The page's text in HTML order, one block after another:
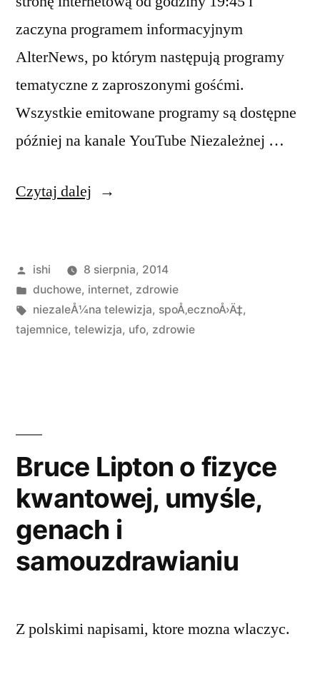
zaczyna programem informacyjnym
AlterNews, po którym następują programy
tematyczne z zaproszonymi gośćmi.
Wszystkie emitowane programy są dostępne
później na kanale YouTube Niezależnej …
Czytaj dalej „Niezależna
Opublikowane
przez
ishi
8 sierpnia, 2014
Opublikowano
w
duchowe, internet, zdrowie
Tagi:
niezaleÅ¼na telewizja, spoÅ‚ecznoÅ›Ä‡,
tajemnice, telewizja, ufo, zdrowie
Bruce Lipton o fizyce
kwantowej, umyśle,
genach i
samouzdrawianiu
Z polskimi napisami, ktore mozna wlaczyc.